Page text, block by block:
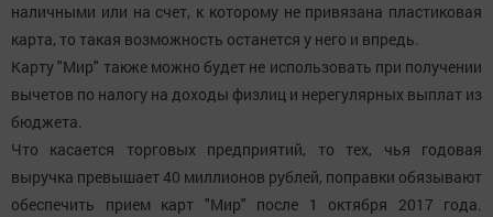
наличными или на счет, к которому не привязана пластиковая
карта, то такая возможность останется у него и впредь.
Карту "Мир" также можно будет не использовать при получении
вычетов по налогу на доходы физлиц и нерегулярных выплат из
бюджета.
Что касается торговых предприятий, то тех, чья годовая
выручка превышает 40 миллионов рублей, поправки обязывают
обеспечить прием карт "Мир" после 1 октября 2017 года.